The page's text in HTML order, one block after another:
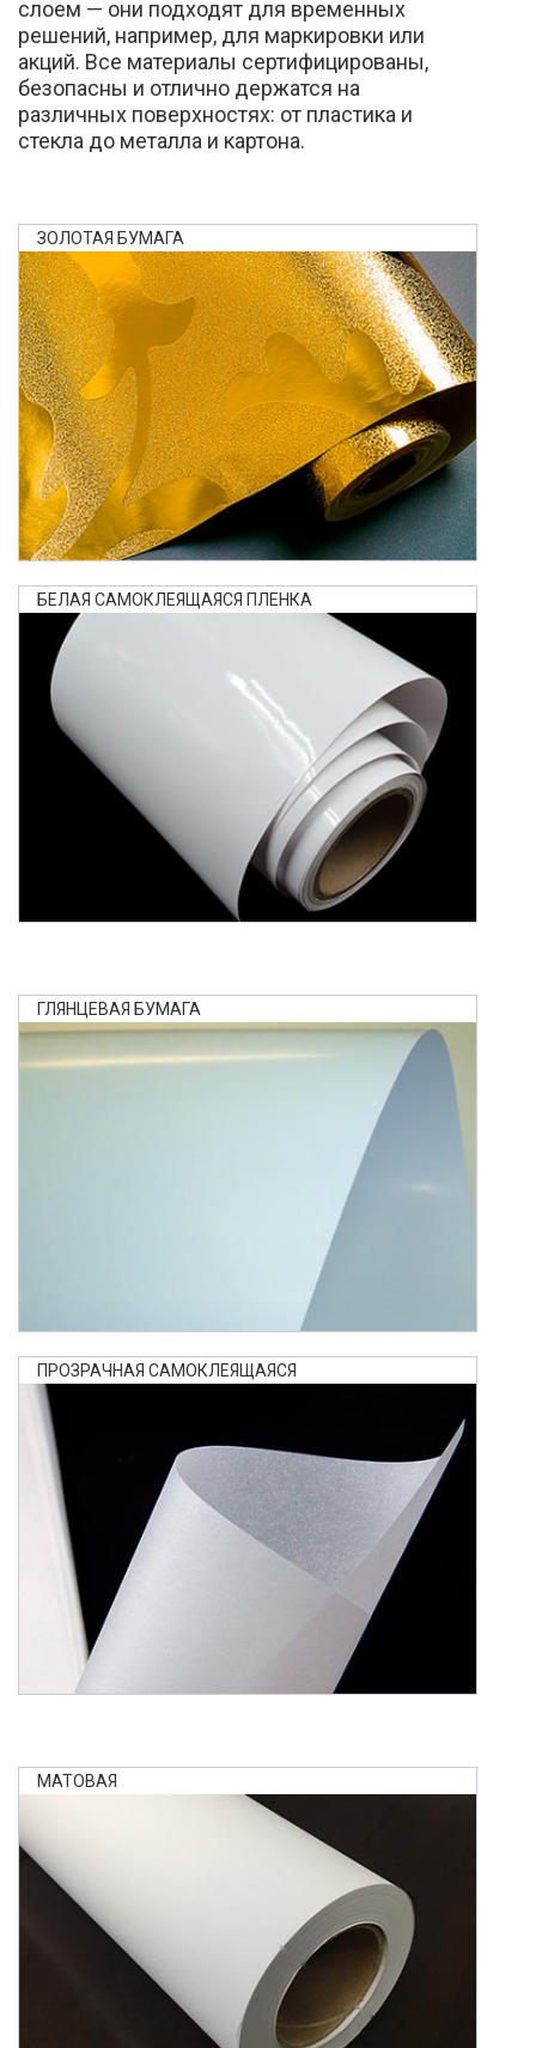
слоем — они подходят для временных
решений, например, для маркировки или
акций. Все материалы сертифицированы,
безопасны и отлично держатся на
различных поверхностях: от пластика и
стекла до металла и картона.
ЗОЛОТАЯ БУМАГА
БЕЛАЯ САМОКЛЕЯЩАЯСЯ ПЛЕНКА
ГЛЯНЦЕВАЯ БУМАГА
ПРОЗРАЧНАЯ САМОКЛЕЯЩАЯСЯ
МАТОВАЯ